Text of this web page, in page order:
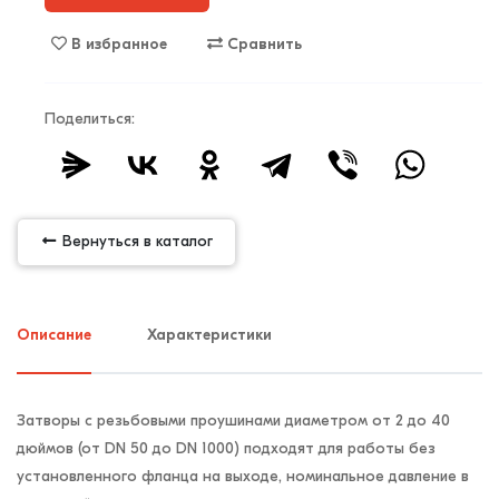
В избранное Сравнить
Поделиться:
Вернуться в каталог
Описание Характеристики
Затворы с резьбовыми проушинами диаметром от 2 до 40
дюймов (от DN 50 до DN 1000) подходят для работы без
установленного фланца на выходе, номинальное давление в